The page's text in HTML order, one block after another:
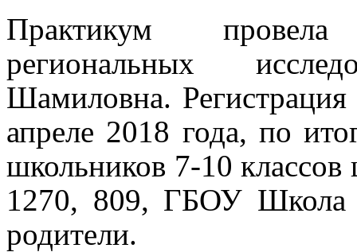
Практикум
региональных
Шамиловна.
апреле 2018 года, по
школьников 7-10
1270, 809, ГБОУ Школа
родители.